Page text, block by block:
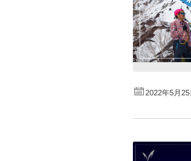
2022年5月25